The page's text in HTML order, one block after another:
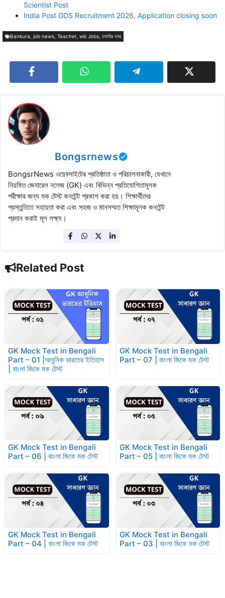
Scientist Post
India Post GDS Recruitment 2026, Application closing soon
Bankura job news Teacher, wb Jobs চাকরির খবর
Bongsrnews
BongsrNews ওয়েবসাইটের প্রতিষ্ঠাতা ও পরিচালনাকারী, যেখানে
নিয়মিত জেনারেল নলেজ (GK) এবং বিভিন্ন প্রতিযোগিতামূলক
পরীক্ষার জন্য মক টেস্ট কনটেন্ট প্রকাশ করা হয়। শিক্ষার্থীদের
প্রস্তুতিতে সহায়তা করা এবং সহজ ও মানসম্মত শিক্ষামূলক কনটেন্ট
প্রদান করাই মূল লক্ষ্য।
Related Post
GK Mock Test in Bengali
Part – 01 |আধুনিক ভারতের ইতিহাস
| বাংলা জিকে মক টেস্ট
GK Mock Test in Bengali
Part – 07 | বাংলা জিকে মক টেস্ট
GK Mock Test in Bengali
Part – 06 | বাংলা জিকে মক টেস্ট
GK Mock Test in Bengali
Part – 05 | বাংলা জিকে মক টেস্ট
GK Mock Test in Bengali
Part – 04 | বাংলা জিকে মক টেস্ট
GK Mock Test in Bengali
Part – 03 | বাংলা জিকে মক টেস্ট